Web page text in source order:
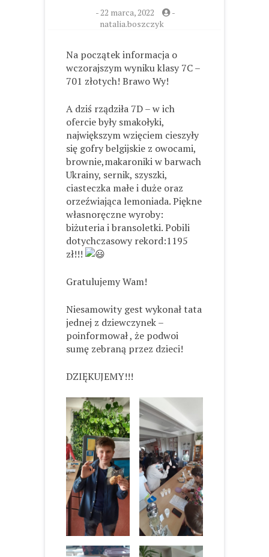
-22 marca, 2022
-
natalia.boszczyk
Na początek informacja o
wczorajszym wyniku klasy 7C –
701 złotych! Brawo Wy!
A dziś rządziła 7D – w ich
ofercie były smakołyki,
największym wzięciem cieszyły
się gofry belgijskie z owocami,
brownie,makaroniki w barwach
Ukrainy, sernik, szyszki,
ciasteczka małe i duże oraz
orzeźwiająca lemoniada. Piękne
własnoręczne wyroby:
biżuteria i bransoletki. Pobili
dotychczasowy rekord:1195
zł!!!
Gratulujemy Wam!
Niesamowity gest wykonał tata
jednej z dziewczynek –
poinformował , że podwoi
sumę zebraną przez dzieci!
DZIĘKUJEMY!!!